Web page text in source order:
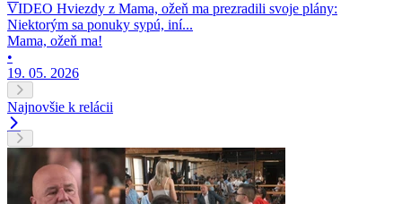
VIDEO Hviezdy z Mama, ožeň ma prezradili svoje plány:
Niektorým sa ponuky sypú, iní...
Mama, ožeň ma!
•
19. 05. 2026
Najnovšie k relácii